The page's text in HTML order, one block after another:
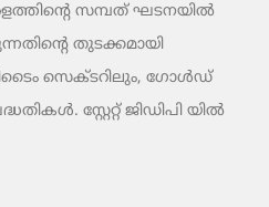
സമ്പത് ഘടനയിൽ
തുടക്കമായി
സെക്ടറിലും, ഗോൾഡ്
സ്റ്റേറ്റ് ജിഡിപി യിൽ